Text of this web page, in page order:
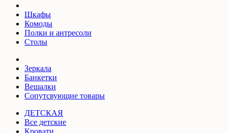
Шкафы
Комоды
Полки и антресоли
Столы
Зеркала
Банкетки
Вешалки
Сопутсвующие товары
ДЕТСКАЯ
Все детские
Кровати